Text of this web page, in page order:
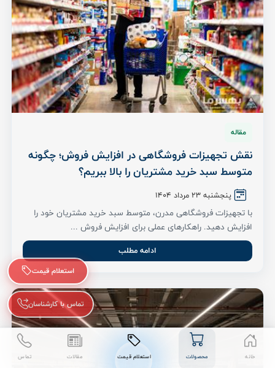
مقاله
نقش تجهیزات فروشگاهی در افزایش فروش؛ چگونه
متوسط سبد خرید مشتریان را بالا ببریم؟
پنجشنبه 23 مرداد ۱۴۰۴
با تجهیزات فروشگاهی مدرن، متوسط سبد خرید مشتریان خود را
افزایش دهید. راهکارهای عملی برای افزایش فروش ...
ادامه مطلب
تماس با کارشناسان
استعلام قیمت
خانه محصولات استعلام قیمت مقالات تماس